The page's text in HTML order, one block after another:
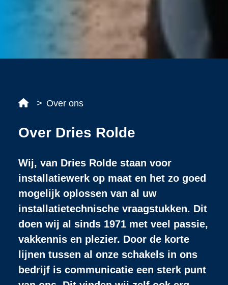
Over ons
Over Dries Rolde
Wij, van Dries Rolde staan voor
installatiewerk op maat en het zo goed
mogelijk oplossen van al uw
installatietechnische vraagstukken. Dit
doen wij al sinds 1971 met veel passie,
vakkennis en plezier. Door de korte
lijnen tussen al onze schakels in ons
bedrijf is communicatie een sterk punt